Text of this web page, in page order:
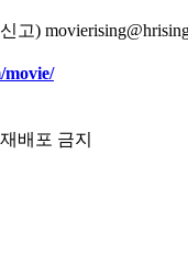
고)
배포 금지